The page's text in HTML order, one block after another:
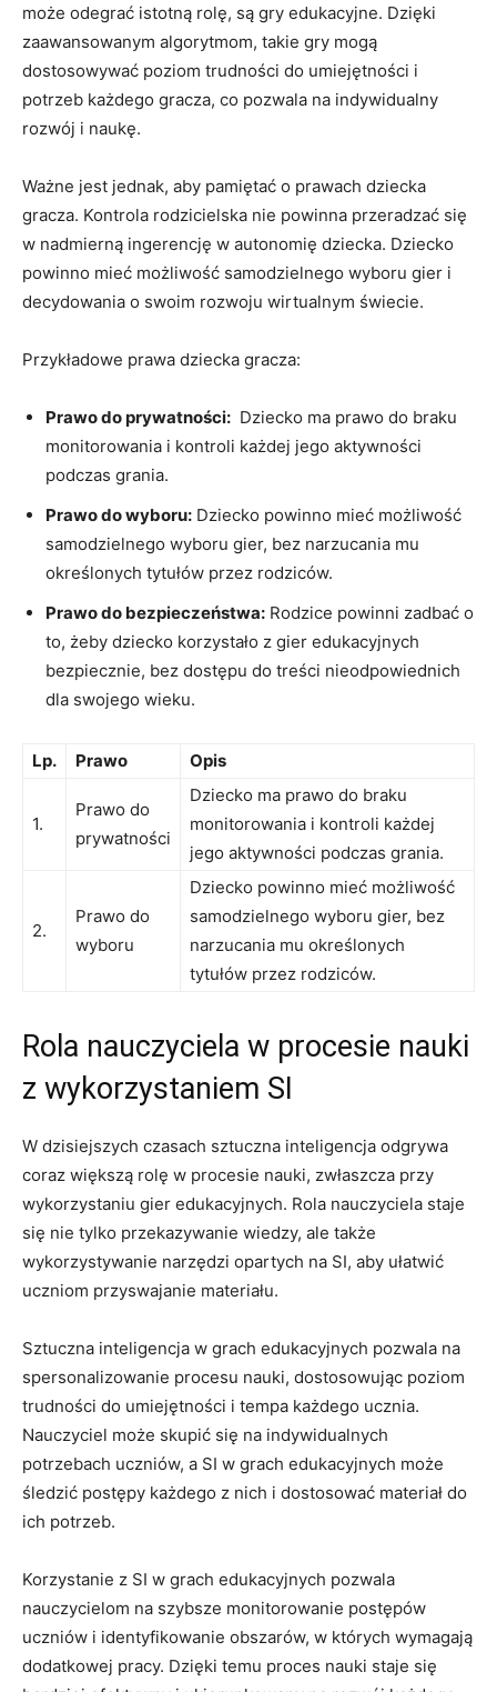
może odegrać⁢ istotną rolę, są gry edukacyjne. Dzięki
⁣zaawansowanym algorytmom, takie gry ‍mogą
dostosowywać poziom trudności do ⁣umiejętności i
potrzeb każdego ​gracza, ⁣co⁤ pozwala⁣ na indywidualny
rozwój⁤ i ⁣naukę.
Ważne jest ​jednak, aby pamiętać o‍ prawach⁢ dziecka
gracza. ⁢Kontrola rodzicielska nie powinna przeradzać się
w‌ nadmierną ingerencję ⁤w autonomię dziecka. Dziecko
powinno mieć możliwość​ samodzielnego ⁤wyboru gier i‌
decydowania o swoim rozwoju wirtualnym świecie.
Przykładowe prawa dziecka gracza:
Prawo do prywatności: ⁤ Dziecko ‍ma ‍prawo do ​braku
monitorowania ‍i kontroli⁤ każdej⁣ jego aktywności
podczas grania.
Prawo do wyboru: Dziecko powinno mieć‍ możliwość⁣
samodzielnego wyboru gier, bez ​narzucania mu⁤
określonych tytułów przez rodziców.
Prawo do ⁤bezpieczeństwa: Rodzice powinni zadbać o
to, żeby dziecko korzystało z gier edukacyjnych
bezpiecznie, bez dostępu do ⁤treści nieodpowiednich⁢
dla swojego‌ wieku.
Lp. Prawo Opis
1.
Prawo do
prywatności
Dziecko ma prawo do braku
monitorowania i kontroli każdej
jego aktywności podczas grania.
2.
Prawo do
wyboru
Dziecko ‍powinno mieć⁤ możliwość
samodzielnego wyboru gier, bez
narzucania ⁢mu określonych⁤
tytułów ⁤przez rodziców.
Rola nauczyciela w⁣ procesie nauki
z wykorzystaniem SI
W‍ dzisiejszych czasach sztuczna inteligencja ​odgrywa
‌coraz​ większą⁢ rolę⁢ w ⁢procesie nauki,⁢ zwłaszcza przy
wykorzystaniu gier edukacyjnych. Rola nauczyciela ⁣staje‍
się nie tylko przekazywanie⁣ wiedzy,​ ale także
wykorzystywanie narzędzi opartych ​na SI, aby ułatwić
uczniom‍ przyswajanie materiału.
Sztuczna inteligencja w grach edukacyjnych pozwala na
spersonalizowanie procesu nauki, ‍dostosowując poziom
trudności do umiejętności i tempa każdego ucznia.
Nauczyciel może skupić się⁢ na indywidualnych
potrzebach uczniów, a SI w‌ grach⁣ edukacyjnych może
śledzić postępy każdego z nich i dostosować materiał do
ich⁣ potrzeb.
Korzystanie z SI w grach ‌edukacyjnych pozwala
nauczycielom na szybsze monitorowanie ⁤postępów
uczniów i identyfikowanie obszarów, w⁢ których wymagają
​dodatkowej pracy. Dzięki⁤ temu proces nauki staje się